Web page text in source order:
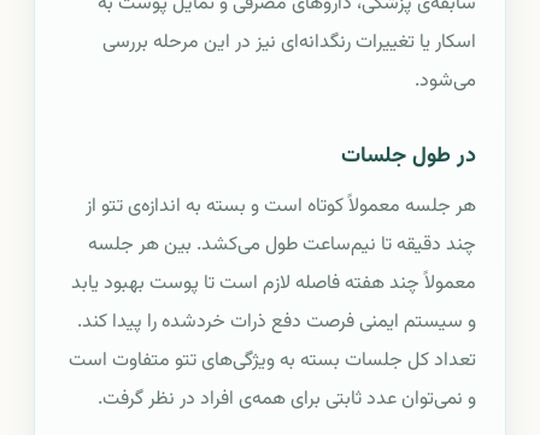
اسکار یا تغییرات رنگدانه‌ای نیز در این مرحله بررسی
می‌شود.
در طول جلسات
هر جلسه معمولاً کوتاه است و بسته به اندازه‌ی تتو از
چند دقیقه تا نیم‌ساعت طول می‌کشد. بین هر جلسه
معمولاً چند هفته فاصله لازم است تا پوست بهبود یابد
و سیستم ایمنی فرصت دفع ذرات خردشده را پیدا کند.
تعداد کل جلسات بسته به ویژگی‌های تتو متفاوت است
و نمی‌توان عدد ثابتی برای همه‌ی افراد در نظر گرفت.